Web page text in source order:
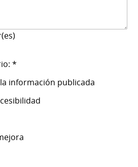
*
información publicada